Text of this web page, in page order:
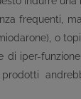
frequenti,
o
iper-